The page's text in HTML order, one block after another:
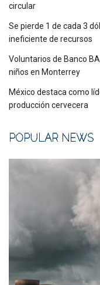
circular
Se pierde 1 de cada 3
ineficiente de recursos
Voluntarios de Banco
niños en Monterrey
México destaca como
producción cervecera
POPULAR NEWS